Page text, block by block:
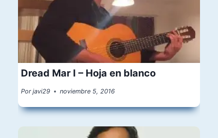
Dread Mar I – Hoja en blanco
Por javi29 noviembre 5, 2016